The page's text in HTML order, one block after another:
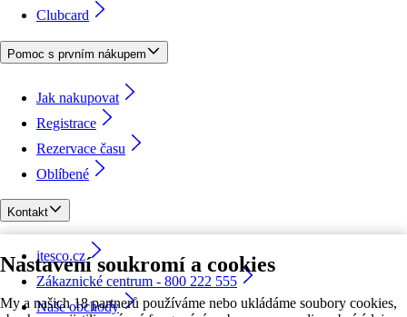
Nastavení soukromí a cookies
My a našich 18 partnerů používáme nebo ukládáme soubory cookies,
Clubcard
Pomoc s prvním nákupem
Jak nakupovat
Registrace
Rezervace času
Oblíbené
Kontakt
itesco.cz
Zákaznické centrum - 800 222 555
Naše obchody